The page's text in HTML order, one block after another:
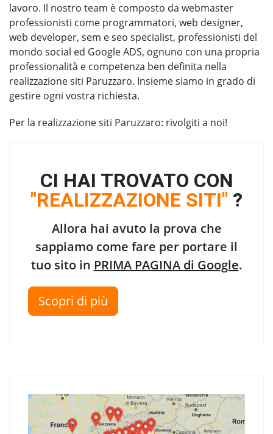
lavoro. Il nostro team è composto da webmaster
professionisti come programmatori, web designer,
web developer, sem e seo specialist, professionisti del
mondo social ed Google ADS, ognuno con una propria
professionalità e competenza ben definita nella
realizzazione siti Paruzzaro. Insieme siamo in grado di
gestire ogni vostra richiesta.
Per la realizzazione siti Paruzzaro: rivolgiti a noi!
CI HAI TROVATO CON
"REALIZZAZIONE SITI" ?
Allora hai avuto la prova che
sappiamo come fare per portare il
tuo sito in PRIMA PAGINA di Google.
Scopri di più